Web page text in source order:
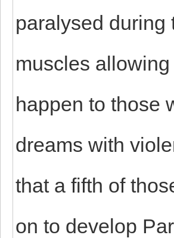
paralysed during
muscles
happen to those
dreams with
that a fifth of
on to develop